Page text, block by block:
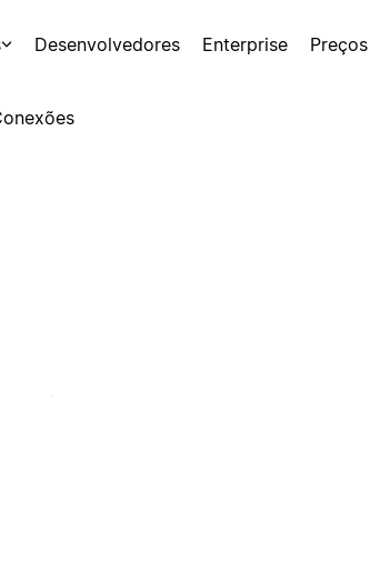
Desenvolvedores Enterprise Preços